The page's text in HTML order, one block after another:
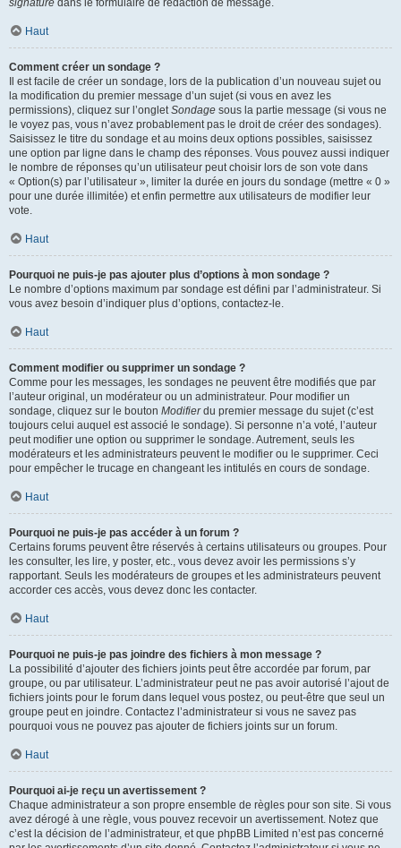
signature dans le formulaire de rédaction de message.
Haut
Comment créer un sondage ?
Il est facile de créer un sondage, lors de la publication d’un nouveau sujet ou
la modification du premier message d’un sujet (si vous en avez les
permissions), cliquez sur l’ongletSondage sous la partie message (si vous ne
le voyez pas, vous n’avez probablement pas le droit de créer des sondages).
Saisissez le titre du sondage et au moins deux options possibles, saisissez
une option par ligne dans le champ des réponses. Vous pouvez aussi indiquer
le nombre de réponses qu’un utilisateur peut choisir lors de son vote dans
« Option(s) par l’utilisateur », limiter la durée en jours du sondage (mettre « 0 »
pour une durée illimitée) et enfin permettre aux utilisateurs de modifier leur
vote.
Haut
Pourquoi ne puis-je pas ajouter plus d’options à mon sondage ?
Le nombre d’options maximum par sondage est défini par l’administrateur. Si
vous avez besoin d’indiquer plus d’options, contactez-le.
Haut
Comment modifier ou supprimer un sondage ?
Comme pour les messages, les sondages ne peuvent être modifiés que par
l’auteur original, un modérateur ou un administrateur. Pour modifier un
sondage, cliquez sur le bouton Modifierdu premier message du sujet (c’est
toujours celui auquel est associé le sondage). Si personne n’a voté, l’auteur
peut modifier une option ou supprimer le sondage. Autrement, seuls les
modérateurs et les administrateurs peuvent le modifier ou le supprimer. Ceci
pour empêcher le trucage en changeant les intitulés en cours de sondage.
Haut
Pourquoi ne puis-je pas accéder à un forum ?
Certains forums peuvent être réservés à certains utilisateurs ou groupes. Pour
les consulter, les lire, y poster, etc., vous devez avoir les permissions s’y
rapportant. Seuls les modérateurs de groupes et les administrateurs peuvent
accorder ces accès, vous devez donc les contacter.
Haut
Pourquoi ne puis-je pas joindre des fichiers à mon message ?
La possibilité d’ajouter des fichiers joints peut être accordée par forum, par
groupe, ou par utilisateur. L’administrateur peut ne pas avoir autorisé l’ajout de
fichiers joints pour le forum dans lequel vous postez, ou peut-être que seul un
groupe peut en joindre. Contactez l’administrateur si vous ne savez pas
pourquoi vous ne pouvez pas ajouter de fichiers joints sur un forum.
Haut
Pourquoi ai-je reçu un avertissement ?
Chaque administrateur a son propre ensemble de règles pour son site. Si vous
avez dérogé à une règle, vous pouvez recevoir un avertissement. Notez que
c’est la décision de l’administrateur, et que phpBB Limited n’est pas concerné